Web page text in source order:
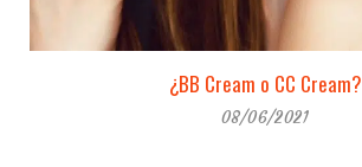
¿BB Cream o CC Cream?
08/06/2021